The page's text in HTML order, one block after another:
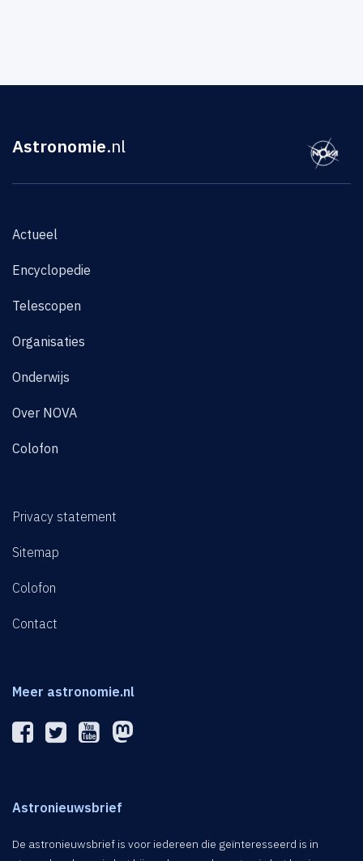
Astronomie.nl
Actueel
Encyclopedie
Telescopen
Organisaties
Onderwijs
Over NOVA
Colofon
Privacy statement
Sitemap
Colofon
Contact
Meer astronomie.nl
Astronieuwsbrief
De astronieuwsbrief is voor iedereen die geïnteresseerd is in